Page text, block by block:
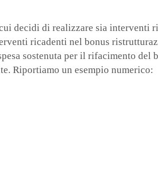
decidi di realizzare sia interventi
ricadenti nel bonus
sostenuta per il rifacimento del
Riportiamo un esempio numerico: